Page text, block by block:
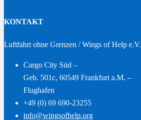
KONTAKT
Luftfahrt ohne Grenzen / Wings of Help e.V.
Cargo City Süd –
Geb. 501c, 60549 Frankfurt a.M. –
Flughafen
+49 (0) 69 690-23255
info@wingsofhelp.org